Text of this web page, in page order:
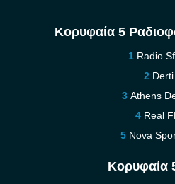
Κορυφαία 5
Radio
Derti
Athens
Real
Nova
Κορυφαία